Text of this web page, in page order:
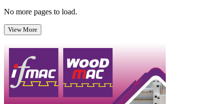
No more pages to load.
View More